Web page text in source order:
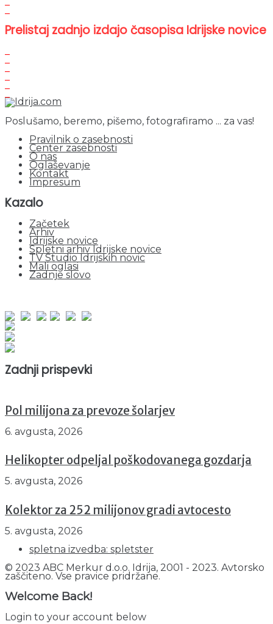
Prelistaj zadnjo izdajo časopisa Idrijske novice
Poslušamo, beremo, pišemo, fotografiramo ... za vas!
Pravilnik o zasebnosti
Center zasebnosti
O nas
Oglaševanje
Kontakt
Impresum
Kazalo
Začetek
Arhiv
Idrijske novice
Spletni arhiv Idrijske novice
TV Studio Idrijskih novic
Mali oglasi
Zadnje slovo
Zadnji prispevki
Pol milijona za prevoze šolarjev
6. avgusta, 2026
Helikopter odpeljal poškodovanega gozdarja
5. avgusta, 2026
Kolektor za 252 milijonov gradi avtocesto
5. avgusta, 2026
spletna izvedba: spletster
© 2023 ABC Merkur d.o.o. Idrija, 2001 - 2023. Avtorsko
zaščiteno. Vse pravice pridržane.
Welcome Back!
Login to your account below